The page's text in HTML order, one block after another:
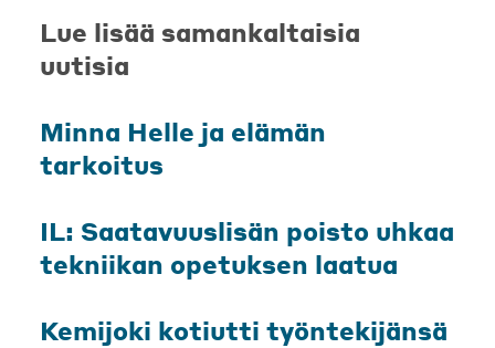
Lue lisää samankaltaisia
uutisia
Minna Helle ja elämän
tarkoitus
IL: Saatavuuslisän poisto uhkaa
tekniikan opetuksen laatua
Kemijoki kotiutti työntekijänsä